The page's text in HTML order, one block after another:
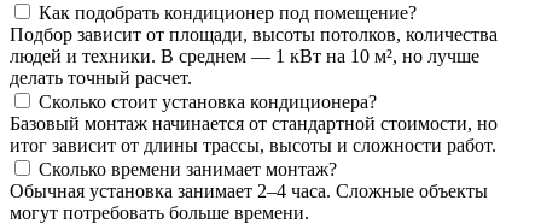
Как подобрать кондиционер под помещение?
Подбор зависит от площади, высоты потолков, количества
людей и техники. В среднем — 1 кВт на 10 м², но лучше
делать точный расчет.
Сколько стоит установка кондиционера?
Базовый монтаж начинается от стандартной стоимости, но
итог зависит от длины трассы, высоты и сложности работ.
Сколько времени занимает монтаж?
Обычная установка занимает 2–4 часа. Сложные объекты
могут потребовать больше времени.